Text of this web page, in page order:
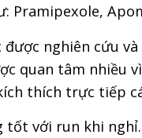
Pramipexole,
nghiên cứu
quan tâm nhiều
thích trực tiếp
tốt với run khi